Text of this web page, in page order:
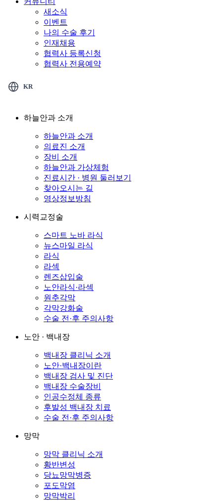
새소식
이벤트
나의 수술 후기
인재채용
협력사 등록신청
협력사 전용예약
KR
하늘안과 소개
하늘안과 소개
의료진 소개
장비 소개
하늘안과 가상체험
진료시간 · 병원 둘러보기
찾아오시는 길
영상정보방침
시력교정술
스마트 노바 라식
뉴스마일 라식
라식
라섹
렌즈삽입술
노안라식·라섹
원추각막
각막강화술
수술 전·후 주의사항
노안 · 백내장
백내장 클리닉 소개
노안·백내장이란
백내장 검사 및 진단
백내장 수술장비
인공수정체 종류
후발성 백내장 치료
수술 전·후 주의사항
망막
망막 클리닉 소개
황반변성
당뇨망막병증
포도막염
망막박리